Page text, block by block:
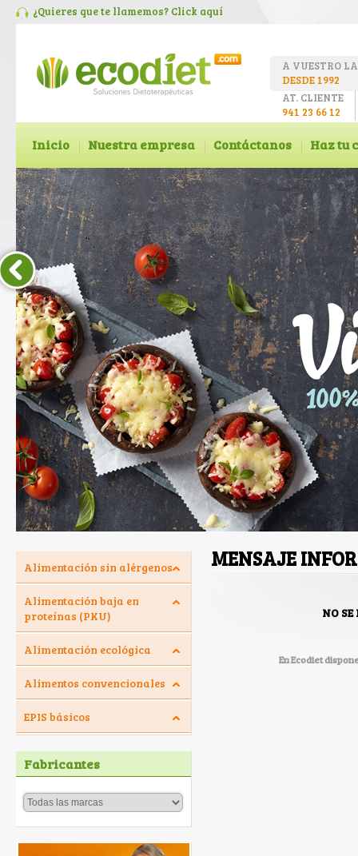
¿Quieres que te llamemos? Click aquí
A VUESTRO
DESDE 1992
AT. CLIENTE
941 23 66 12
Inicio Nuestra empresa Contáctanos Haz tu
Alimentación sin alérgenos
Alimentación baja en
proteínas (PKU)
Alimentación ecológica
Alimentos convencionales
EPIS básicos
Fabricantes
MENSAJE
NO
En Ecodiet